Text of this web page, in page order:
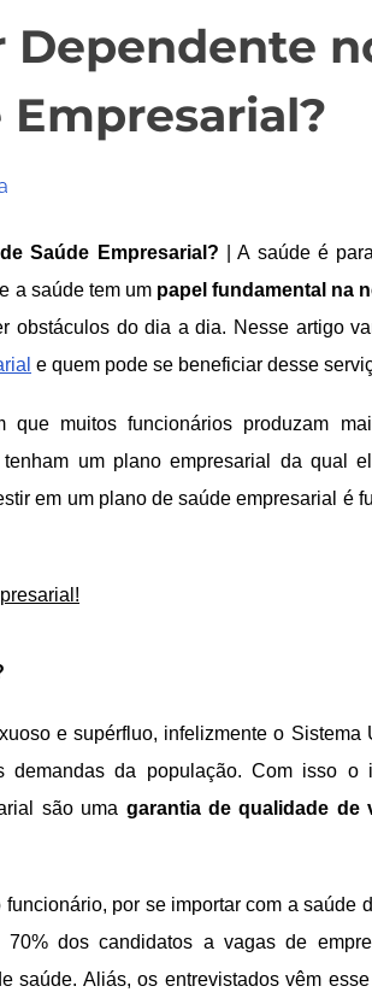
Dependente
Empresarial?
Saúde Empresarial? | A saúde é
a saúde tem um papel fundamental na
obstáculos do dia a dia. Nesse artigo
e quem pode se beneficiar desse
muitos funcionários produzam
um plano empresarial da qual
em um plano de saúde empresarial é
e supérfluo, infelizmente o Sistema
da população. Com isso o
são uma garantia de qualidade de
por se importar com a saúde
dos candidatos a vagas de
saúde. Aliás, os entrevistados vêm